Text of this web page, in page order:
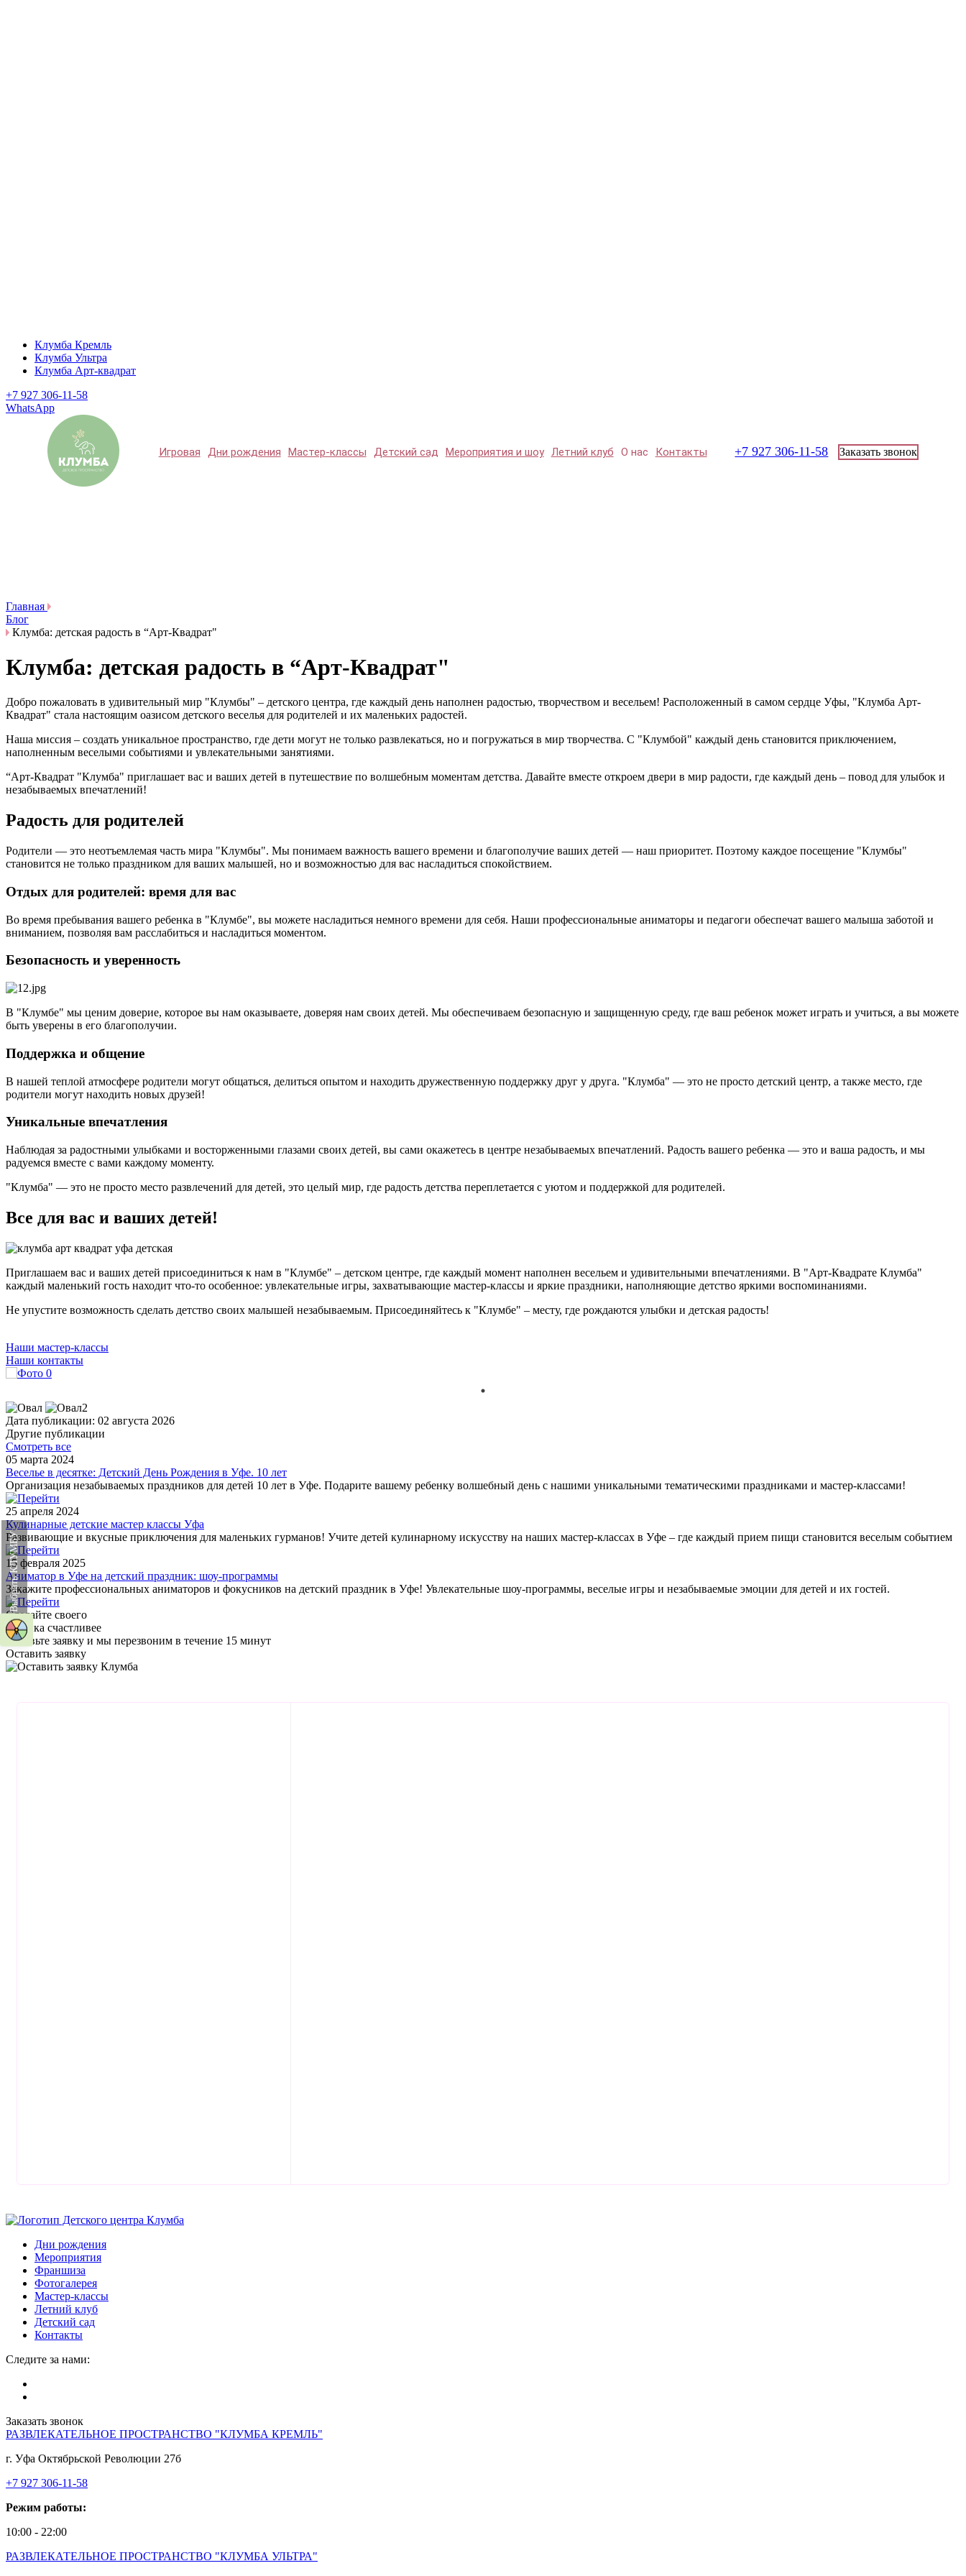
Клумба Кремль
Клумба Ультра
Клумба Арт-квадрат
+7 927 306-11-58
WhatsApp
Игровая Дни рождения Мастер-классы Детский сад Мероприятия и шоу Летний клуб О нас Контакты +7 927 306-11-58 Заказать звонок
Главная
Блог
Клумба: детская радость в “Арт-Квадрат"
Клумба: детская радость в “Арт-Квадрат"
Добро пожаловать в удивительный мир "Клумбы" – детского центра, где каждый день наполнен радостью, творчеством и весельем! Расположенный в самом сердце Уфы, "Клумба Арт-
Квадрат" стала настоящим оазисом детского веселья для родителей и их маленьких радостей.
Наша миссия – создать уникальное пространство, где дети могут не только развлекаться, но и погружаться в мир творчества. С "Клумбой" каждый день становится приключением,
наполненным веселыми событиями и увлекательными занятиями.
“Арт-Квадрат "Клумба" приглашает вас и ваших детей в путешествие по волшебным моментам детства. Давайте вместе откроем двери в мир радости, где каждый день – повод для улыбок и
незабываемых впечатлений!
Радость для родителей
Родители — это неотъемлемая часть мира "Клумбы". Мы понимаем важность вашего времени и благополучие ваших детей — наш приоритет. Поэтому каждое посещение "Клумбы"
становится не только праздником для ваших малышей, но и возможностью для вас насладиться спокойствием.
Отдых для родителей: время для вас
Во время пребывания вашего ребенка в "Клумбе", вы можете насладиться немного времени для себя. Наши профессиональные аниматоры и педагоги обеспечат вашего малыша заботой и
вниманием, позволяя вам расслабиться и насладиться моментом.
Безопасность и уверенность
В "Клумбе" мы ценим доверие, которое вы нам оказываете, доверяя нам своих детей. Мы обеспечиваем безопасную и защищенную среду, где ваш ребенок может играть и учиться, а вы можете
быть уверены в его благополучии.
Поддержка и общение
В нашей теплой атмосфере родители могут общаться, делиться опытом и находить дружественную поддержку друг у друга. "Клумба" — это не просто детский центр, а также место, где
родители могут находить новых друзей!
Уникальные впечатления
Наблюдая за радостными улыбками и восторженными глазами своих детей, вы сами окажетесь в центре незабываемых впечатлений. Радость вашего ребенка — это и ваша радость, и мы
радуемся вместе с вами каждому моменту.
"Клумба" — это не просто место развлечений для детей, это целый мир, где радость детства переплетается с уютом и поддержкой для родителей.
Все для вас и ваших детей!
Приглашаем вас и ваших детей присоединиться к нам в "Клумбе" – детском центре, где каждый момент наполнен весельем и удивительными впечатлениями. В "Арт-Квадрате Клумба"
каждый маленький гость находит что-то особенное: увлекательные игры, захватывающие мастер-классы и яркие праздники, наполняющие детство яркими воспоминаниями.
Не упустите возможность сделать детство своих малышей незабываемым. Присоединяйтесь к "Клумбе" – месту, где рождаются улыбки и детская радость!
Наши мастер-классы
Наши контакты
Дата публикации: 02 августа 2026
Другие публикации
Смотреть все
05 марта 2024
Веселье в десятке: Детский День Рождения в Уфе. 10 лет
Организация незабываемых праздников для детей 10 лет в Уфе. Подарите вашему ребенку волшебный день с нашими уникальными тематическими праздниками и мастер-классами!
25 апреля 2024
Кулинарные детские мастер классы Уфа
Развивающие и вкусные приключения для маленьких гурманов! Учите детей кулинарному искусству на наших мастер-классах в Уфе – где каждый прием пищи становится веселым событием
15 февраля 2025
Аниматор в Уфе на детский праздник: шоу-программы
Закажите профессиональных аниматоров и фокусников на детский праздник в Уфе! Увлекательные шоу-программы, веселые игры и незабываемые эмоции для детей и их гостей.
Сделайте своего
ребенка счастливее
Оставьте заявку и мы перезвоним в течение 15 минут
Оставить заявку
Дни рождения
Мероприятия
Франшиза
Фотогалерея
Мастер-классы
Летний клуб
Детский сад
Контакты
Следите за нами:
Заказать звонок
РАЗВЛЕКАТЕЛЬНОЕ ПРОСТРАНСТВО "КЛУМБА КРЕМЛЬ"
г. Уфа Октябрьской Революции 27б
+7 927 306-11-58
Режим работы:
10:00 - 22:00
РАЗВЛЕКАТЕЛЬНОЕ ПРОСТРАНСТВО "КЛУМБА УЛЬТРА"
Выбрать КЛУМБУ